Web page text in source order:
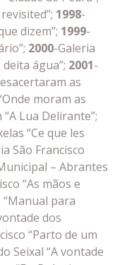
1998-
dizem”; 1999-
2000-Galeria
água”; 2001-
as
moram as
Lua Delirante”;
“Ce que les
São Francisco
– Abrantes
“As mãos e
“Manual para
dos
“Parto de um
Seixal “A vontade